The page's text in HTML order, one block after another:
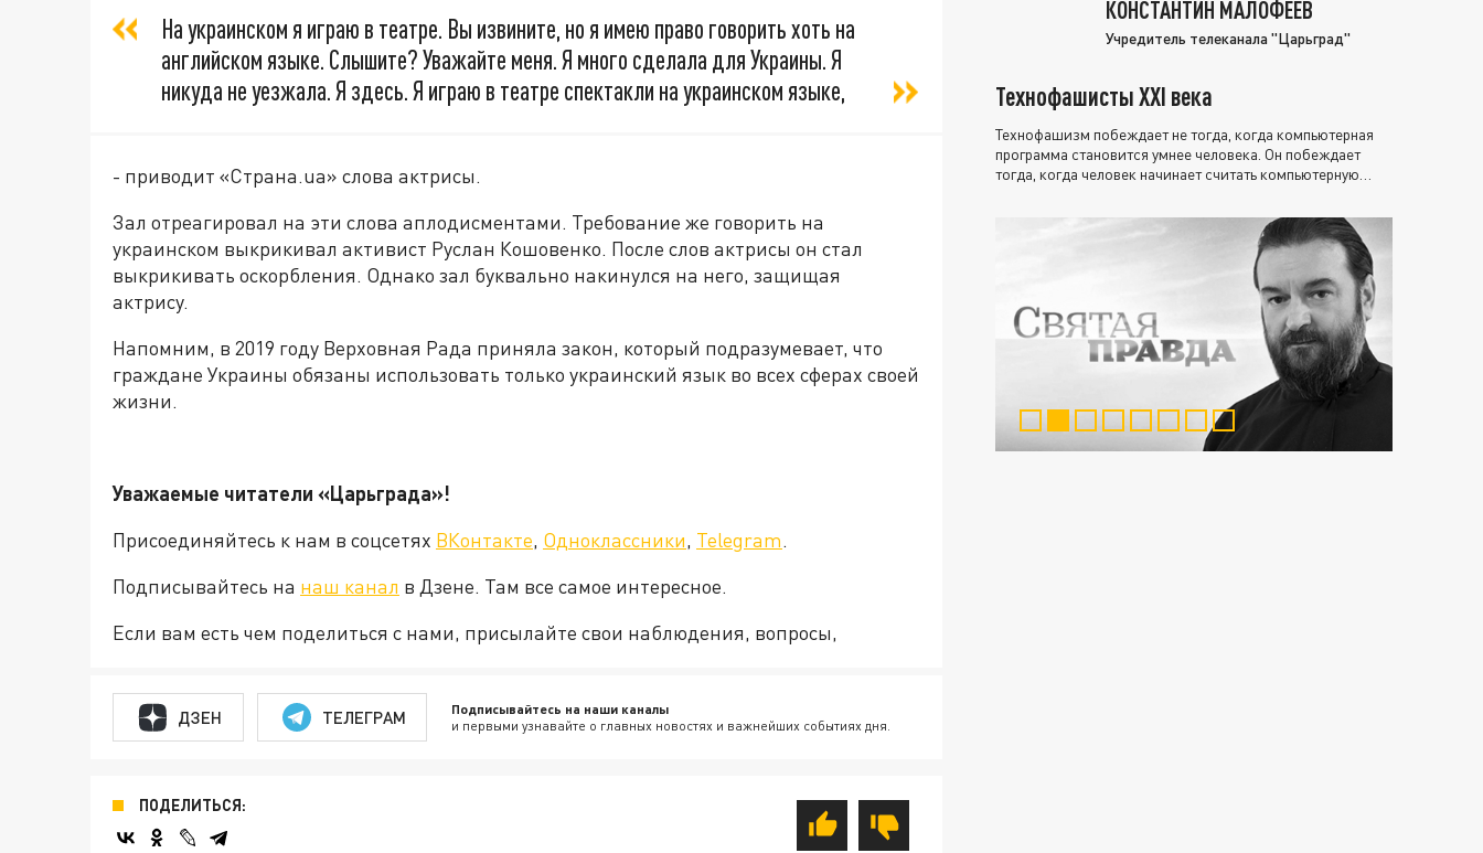
На украинском я играю в театре. Вы извините, но я имею право говорить хоть на
английском языке. Слышите? Уважайте меня. Я много сделала для Украины. Я
никуда не уезжала. Я здесь. Я играю в театре спектакли на украинском языке,
- приводит «Страна.ua» слова актрисы.
Зал отреагировал на эти слова аплодисментами. Требование же говорить на
украинском выкрикивал активист Руслан Кошовенко. После слов актрисы он стал
выкрикивать оскорбления. Однако зал буквально накинулся на него, защищая
актрису.
Напомним, в 2019 году Верховная Рада приняла закон, который подразумевает, что
граждане Украины обязаны использовать только украинский язык во всех сферах своей
жизни.
Уважаемые читатели «Царьграда»!
Присоединяйтесь к нам в соцсетях ВКонтакте, Одноклассники, Telegram.
Подписывайтесь на наш канал в Дзене. Там все самое интересное.
Если вам есть чем поделиться с нами, присылайте свои наблюдения, вопросы,
ДЗЕН ТЕЛЕГРАМ Подписывайтесь на наши каналы
и первыми узнавайте о главных новостях и важнейших событиях дня.
ПОДЕЛИТЬСЯ:
КОНСТАНТИН МАЛОФЕЕВ
Учредитель телеканала "Царьград"
Технофашисты XXI века
Технофашизм побеждает не тогда, когда компьютерная
программа становится умнее человека. Он побеждает
тогда, когда человек начинает считать компьютерную